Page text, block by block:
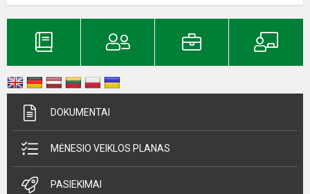
DOKUMENTAI
MĖNESIO VEIKLOS PLANAS
PASIEKIMAI